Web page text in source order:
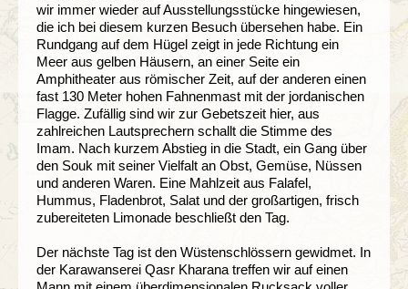
wir immer wieder auf Ausstellungsstücke hingewiesen,
die ich bei diesem kurzen Besuch übersehen habe. Ein
Rundgang auf dem Hügel zeigt in jede Richtung ein
Meer aus gelben Häusern, an einer Seite ein
Amphitheater aus römischer Zeit, auf der anderen einen
fast 130 Meter hohen Fahnenmast mit der jordanischen
Flagge. Zufällig sind wir zur Gebetszeit hier, aus
zahlreichen Lautsprechern schallt die Stimme des
Imam. Nach kurzem Abstieg in die Stadt, ein Gang über
den Souk mit seiner Vielfalt an Obst, Gemüse, Nüssen
und anderen Waren. Eine Mahlzeit aus Falafel,
Hummus, Fladenbrot, Salat und der großartigen, frisch
zubereiteten Limonade beschließt den Tag.
Der nächste Tag ist den Wüstenschlössern gewidmet. In
der Karawanserei Qasr Kharana treffen wir auf einen